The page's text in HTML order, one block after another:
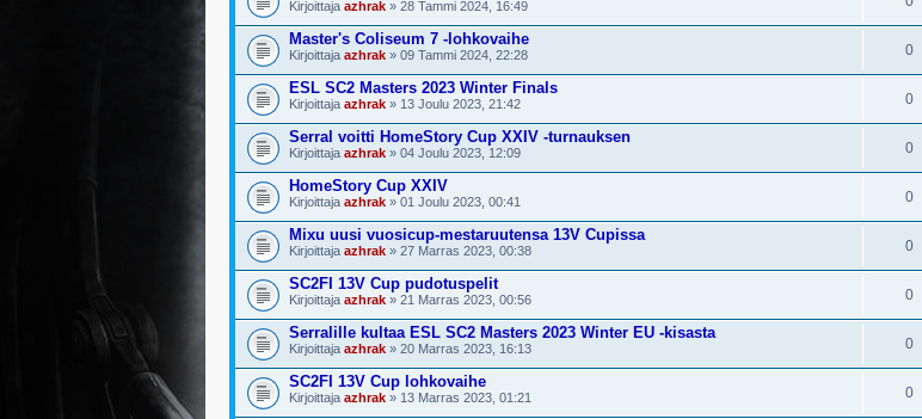
Kirjoittaja azhrak » 28 Tammi 2024, 16:49
Master's Coliseum 7 -lohkovaihe
Kirjoittaja azhrak » 09 Tammi 2024, 22:28 0
ESL SC2 Masters 2023 Winter Finals
Kirjoittaja azhrak » 13 Joulu 2023, 21:42 0
Serral voitti HomeStory Cup XXIV -turnauksen
Kirjoittaja azhrak » 04 Joulu 2023, 12:09 0
HomeStory Cup XXIV
Kirjoittaja azhrak » 01 Joulu 2023, 00:41 0
Mixu uusi vuosicup-mestaruutensa 13V Cupissa
Kirjoittaja azhrak » 27 Marras 2023, 00:38 0
SC2FI 13V Cup pudotuspelit
Kirjoittaja azhrak » 21 Marras 2023, 00:56 0
Serralille kultaa ESL SC2 Masters 2023 Winter EU -kisasta
Kirjoittaja azhrak » 20 Marras 2023, 16:13 0
SC2FI 13V Cup lohkovaihe
Kirjoittaja azhrak » 13 Marras 2023, 01:21 0